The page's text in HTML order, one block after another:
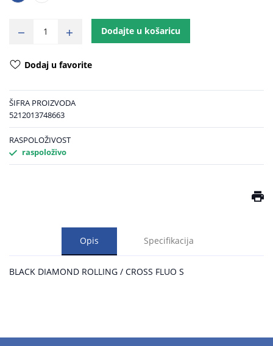
Dodajte u košaricu
Dodaj u favorite
ŠIFRA PROIZVODA
5212013748663
RASPOLOŽIVOST
raspoloživo
Opis Specifikacija
BLACK DIAMOND ROLLING / CROSS FLUO S